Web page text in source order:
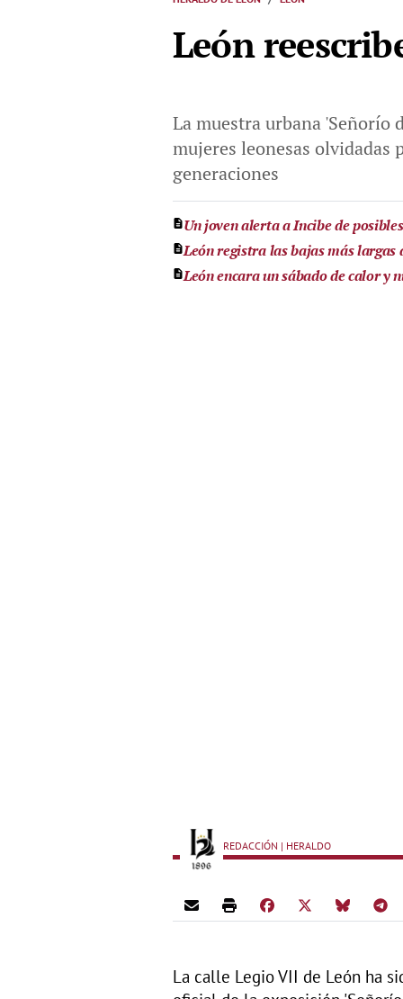
León
La muestra urbana 'Señorío
mujeres leonesas olvidadas
generaciones
Un joven alerta a Incibe de
León registra las bajas más largas
León encara un sábado de calor y
REDACCIÓN | HERALDO
La calle Legio VII de León ha